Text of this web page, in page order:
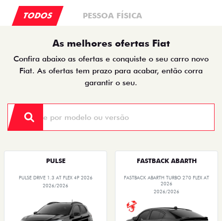
TODOS PESSOA FÍSICA
As melhores ofertas Fiat
Confira abaixo as ofertas e conquiste o seu carro novo
Fiat. As ofertas tem prazo para acabar, então corra
garantir o seu.
PULSE
PULSE DRIVE 1.3 AT FLEX 4P 2026
2026/2026
FASTBACK ABARTH
FASTBACK ABARTH TURBO 270 FLEX AT
2026
2026/2026